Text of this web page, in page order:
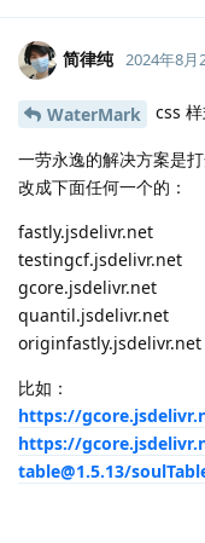
简律纯 2024年8月
WaterMark css 样
一劳永逸的解决方案是
改成下面任何一个的：
fastly.jsdelivr.net
testingcf.jsdelivr.net
gcore.jsdelivr.net
quantil.jsdelivr.net
originfastly.jsdelivr.net
比如：
https://
https://
table@1.5.13/